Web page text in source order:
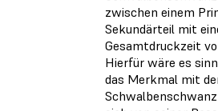
zwischen einem
Sekundärteil mit
Gesamtdruckzeit
Hierfür wäre es
das Merkmal mit